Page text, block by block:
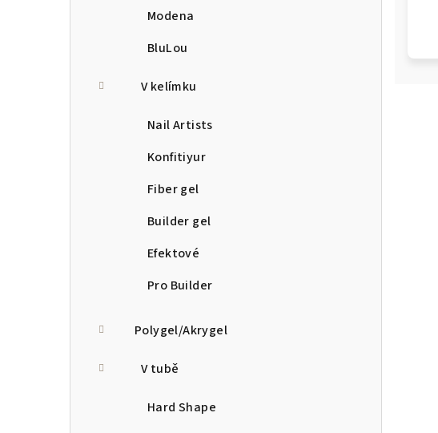
Modena
BluLou
V kelímku
Nail Artists
Konfitiyur
Fiber gel
Builder gel
Efektové
Pro Builder
Polygel/Akrygel
V tubě
Hard Shape